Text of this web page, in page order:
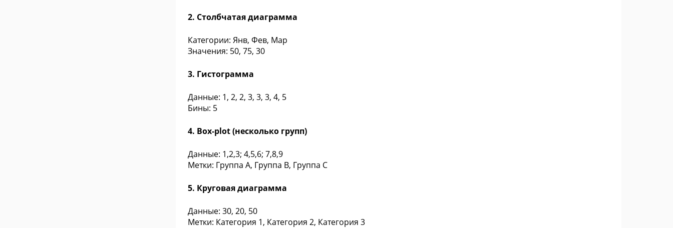
2. Столбчатая диаграмма
Категории: Янв, Фев, Мар
Значения: 50, 75, 30
3. Гистограмма
Данные: 1, 2, 2, 3, 3, 3, 4, 5
Бины: 5
4. Box-plot (несколько групп)
Данные: 1,2,3; 4,5,6; 7,8,9
Метки: Группа A, Группа B, Группа C
5. Круговая диаграмма
Данные: 30, 20, 50
Метки: Категория 1, Категория 2, Категория 3